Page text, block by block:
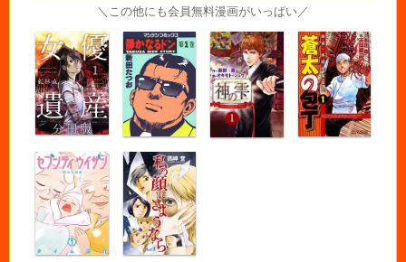
＼この他にも会員無料漫画がいっぱい／